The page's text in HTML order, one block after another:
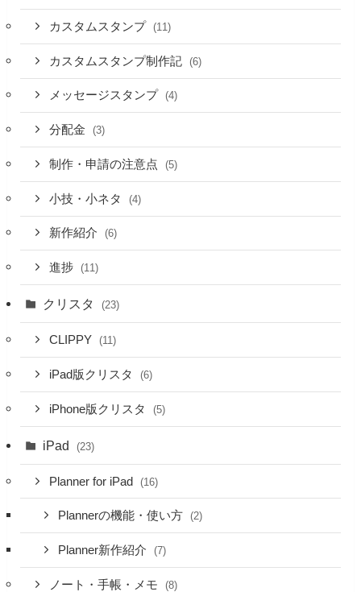
カスタムスタンプ (11)
カスタムスタンプ制作記 (6)
メッセージスタンプ (4)
分配金 (3)
制作・申請の注意点 (5)
小技・小ネタ (4)
新作紹介 (6)
進捗 (11)
クリスタ (23)
CLIPPY (11)
iPad版クリスタ (6)
iPhone版クリスタ (5)
iPad (23)
Planner for iPad (16)
Plannerの機能・使い方 (2)
Planner新作紹介 (7)
ノート・手帳・メモ (8)